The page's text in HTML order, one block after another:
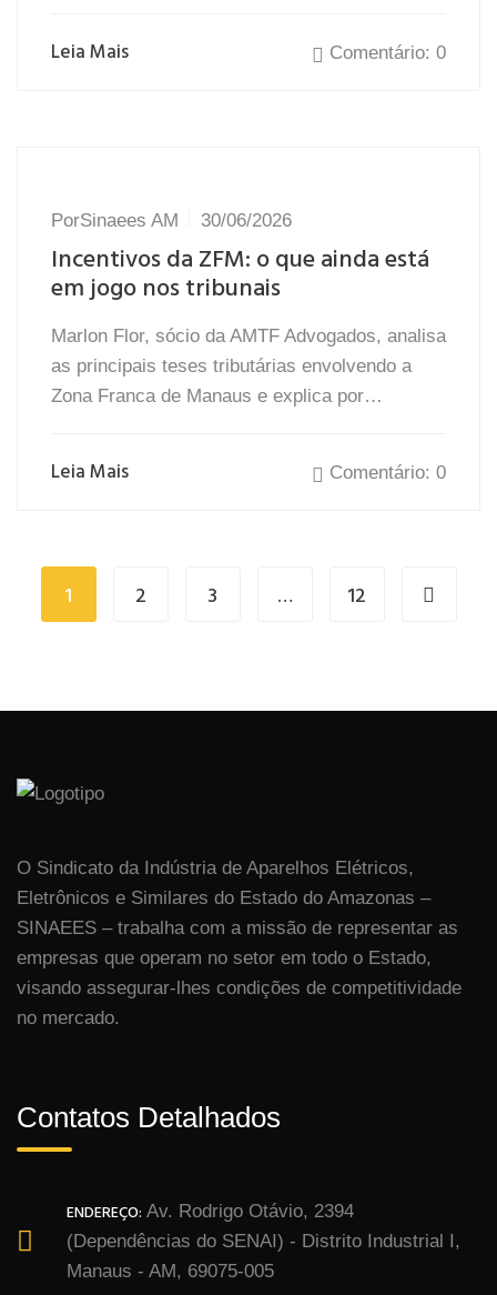
Leia Mais Comentário: 0
PorSinaees AM 30/06/2026
Incentivos da ZFM: o que ainda está
em jogo nos tribunais
Marlon Flor, sócio da AMTF Advogados, analisa
as principais teses tributárias envolvendo a
Zona Franca de Manaus e explica por…
Leia Mais Comentário: 0
1 2 3 … 12
O Sindicato da Indústria de Aparelhos Elétricos,
Eletrônicos e Similares do Estado do Amazonas –
SINAEES – trabalha com a missão de representar as
empresas que operam no setor em todo o Estado,
visando assegurar-lhes condições de competitividade
no mercado.
Contatos Detalhados
ENDEREÇO: Av. Rodrigo Otávio, 2394
(Dependências do SENAI) - Distrito Industrial I,
Manaus - AM, 69075-005